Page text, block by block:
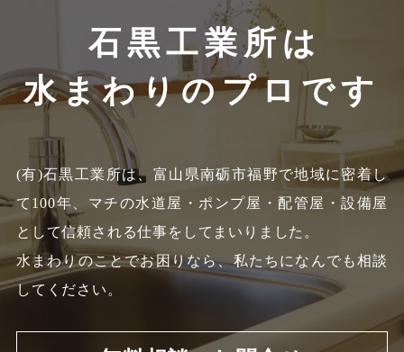
石黒工業所は
水まわりのプロです
(有)石黒工業所は、富山県南砺市福野で地域に密着し
て100年、 マチの水道屋・ポンプ屋・配管屋・設備屋
として信頼される仕事をしてまいりました。
水まわりのことでお困りなら、私たちになんでも相談
してください。